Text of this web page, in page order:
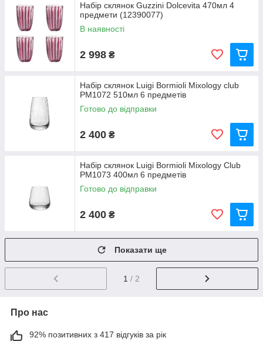
Набір склянок Guzzini Dolcevita 470мл 4
предмети (12390077)
В наявності
2 998 ₴
Набір склянок Luigi Bormioli Mixology club
PM1072 510мл 6 предметів
Готово до відправки
2 400 ₴
Набір склянок Luigi Bormioli Mixology Club
PM1073 400мл 6 предметів
Готово до відправки
2 400 ₴
Показати ще
1 / 2
Про нас
92% позитивних з 417 відгуків за рік